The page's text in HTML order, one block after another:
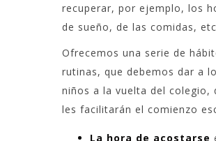
recuperar, por ejemplo, los
de sueño, de las comidas,
Ofrecemos una serie de
rutinas, que debemos dar a
niños a la vuelta del colegio,
les facilitarán el comienzo
La hora de acostarse